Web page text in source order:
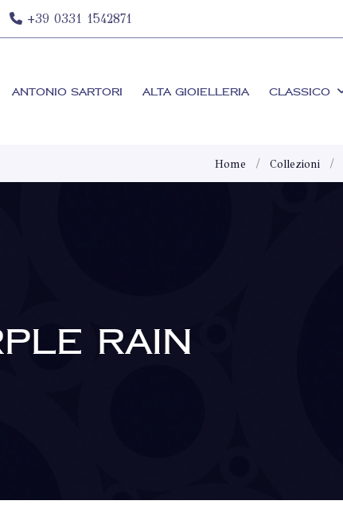
+39 0331 1542871
ANTONIO SARTORI ALTA GIOIELLERIA CLASSICO
Home Collezioni
RAIN